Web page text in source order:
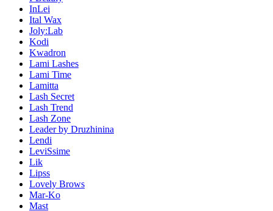
InLei
Ital Wax
Joly:Lab
Kodi
Kwadron
Lami Lashes
Lami Time
Lamitta
Lash Secret
Lash Trend
Lash Zone
Leader by Druzhinina
Lendi
LeviSsime
Lik
Lipss
Lovely Brows
Mar-Ko
Mast